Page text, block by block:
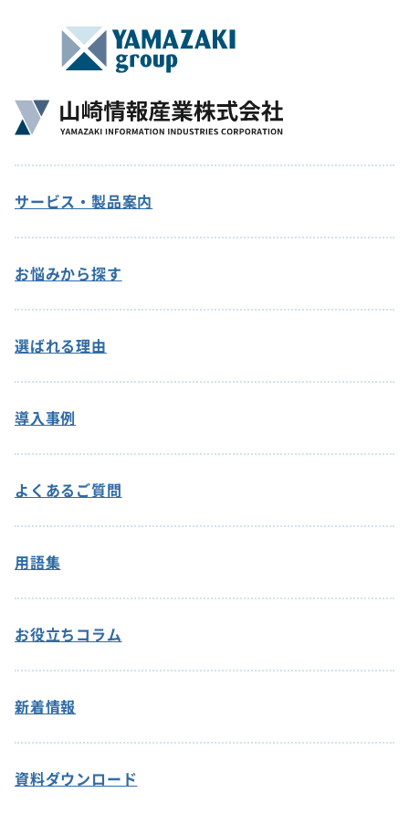
サービス・製品案内
お悩みから探す
選ばれる理由
導入事例
よくあるご質問
用語集
お役立ちコラム
新着情報
資料ダウンロード